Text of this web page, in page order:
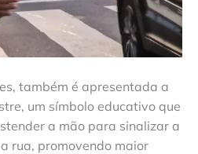
também é apresentada a
um símbolo educativo que
a mão para sinalizar a
rua, promovendo maior